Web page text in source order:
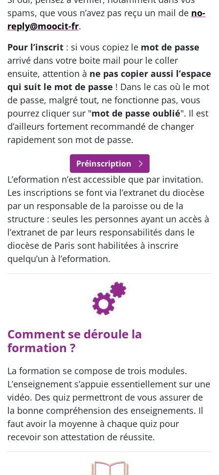
spams, que vous n’avez pas reçu un mail de no-
reply@moocit-fr.
Pour l’inscrit : si vous copiez le mot de passe
arrivé dans votre boite mail pour le coller
ensuite, attention à ne pas copier aussi l’espace
qui suit le mot de passe ! Dans le cas où le mot
de passe, malgré tout, ne fonctionne pas, vous
pourrez cliquer sur "mot de passe oublié". Il est
d’ailleurs fortement recommandé de changer
rapidement son mot de passe.
Préinscription
L’eformation n’est accessible que par invitation.
Les inscriptions se font via l’extranet du diocèse
par un responsable de la paroisse ou de la
structure : seules les personnes ayant un accès à
l’extranet de par leurs responsabilités dans le
diocèse de Paris sont habilitées à inscrire
quelqu’un à l’eformation.
Comment se déroule la
formation ?
La formation se compose de trois modules.
L’enseignement s’appuie essentiellement sur une
vidéo. Des quiz permettront de vous assurer de
la bonne compréhension des enseignements. Il
faut avoir la moyenne à chaque quiz pour
recevoir son attestation de réussite.